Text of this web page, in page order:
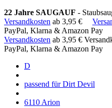
22 Jahre SAUGAUF -
Versandkosten ab 3,95 €
PayPal, Klarna & Amazon Pay
Versandkosten ab 3,95 €
PayPal, Klarna & Amazon Pay
D
passend für Dirt Devil
6110 Arion